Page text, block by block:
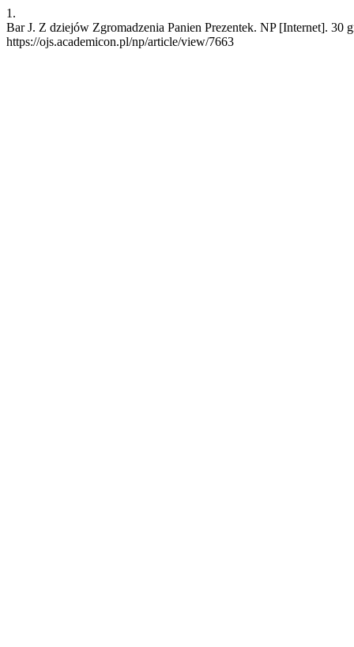
1.
Bar J. Z dziejów Zgromadzenia Panien Prezentek. NP [Internet].
https://ojs.academicon.pl/np/article/view/7663